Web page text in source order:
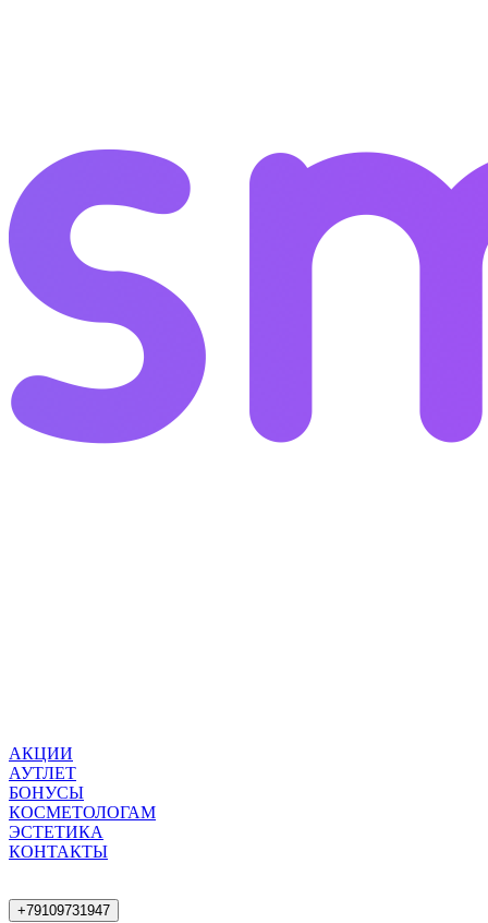
АКЦИИ
АУТЛЕТ
БОНУСЫ
КОСМЕТОЛОГАМ
ЭСТЕТИКА
КОНТАКТЫ
+79109731947